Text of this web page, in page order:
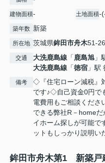
建物面積- 土地面積-
築年数 新築
所在地 茨城県鉾田市舟木51-
交通 大洗鹿島線 「鹿島旭 」
大洗鹿島線 「徳宿 」駅
備考
◇『住宅ローン減税』
です♪◇自己資金0円で
電費用もご相談くだ
できる弊社R－home
イホーム探しが可能で
ットもしっかり説明い
鉾田市舟木第1 新築